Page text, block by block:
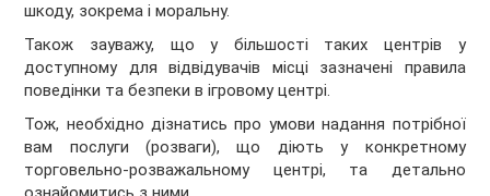
шкоду, зокрема і моральну.
Також зауважу, що у більшості таких центрів у
доступному для відвідувачів місці зазначені правила
поведінки та безпеки в ігровому центрі.
Тож, необхідно дізнатись про умови надання потрібної
вам послуги (розваги), що діють у конкретному
торговельно-розважальному центрі, та детально